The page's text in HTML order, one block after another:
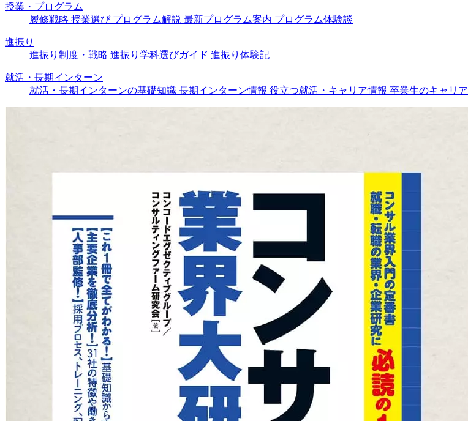
授業・プログラム
履修戦略 授業選び プログラム解説 最新プログラム案内 プログラム体験談
進振り
進振り制度・戦略 進振り学科選びガイド 進振り体験記
就活・長期インターン
就活・長期インターンの基礎知識 長期インターン情報 役立つ就活・キャリア情報 卒業生のキャリア